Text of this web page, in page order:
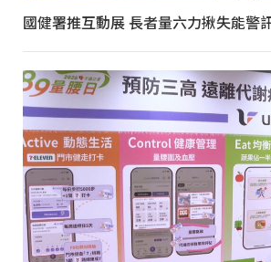
國健署推互動展 長者量六力揪失能警